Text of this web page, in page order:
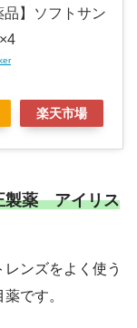
品】ソフトサン
楽天市場
製薬 アイリス
ンズをよく使う
です。